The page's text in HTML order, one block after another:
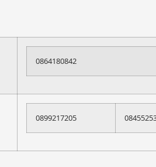
0864180842
0899217205